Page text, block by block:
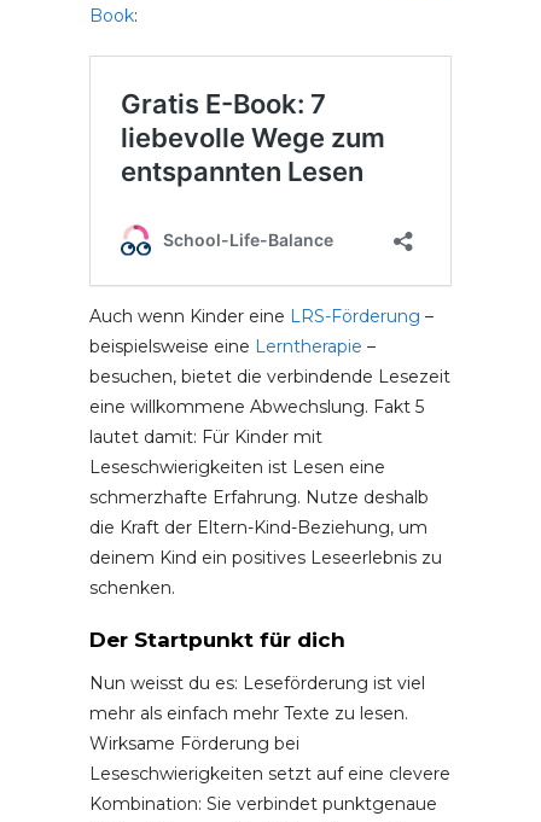
Book:
Auch wenn Kinder eine LRS-Förderung –
beispielsweise eine Lerntherapie –
besuchen, bietet die verbindende Lesezeit
eine willkommene Abwechslung. Fakt 5
lautet damit: Für Kinder mit
Leseschwierigkeiten ist Lesen eine
schmerzhafte Erfahrung. Nutze deshalb
die Kraft der Eltern-Kind-Beziehung, um
deinem Kind ein positives Leseerlebnis zu
schenken.
Der Startpunkt für dich
Nun weisst du es: Leseförderung ist viel
mehr als einfach mehr Texte zu lesen.
Wirksame Förderung bei
Leseschwierigkeiten setzt auf eine clevere
Kombination: Sie verbindet punktgenaue